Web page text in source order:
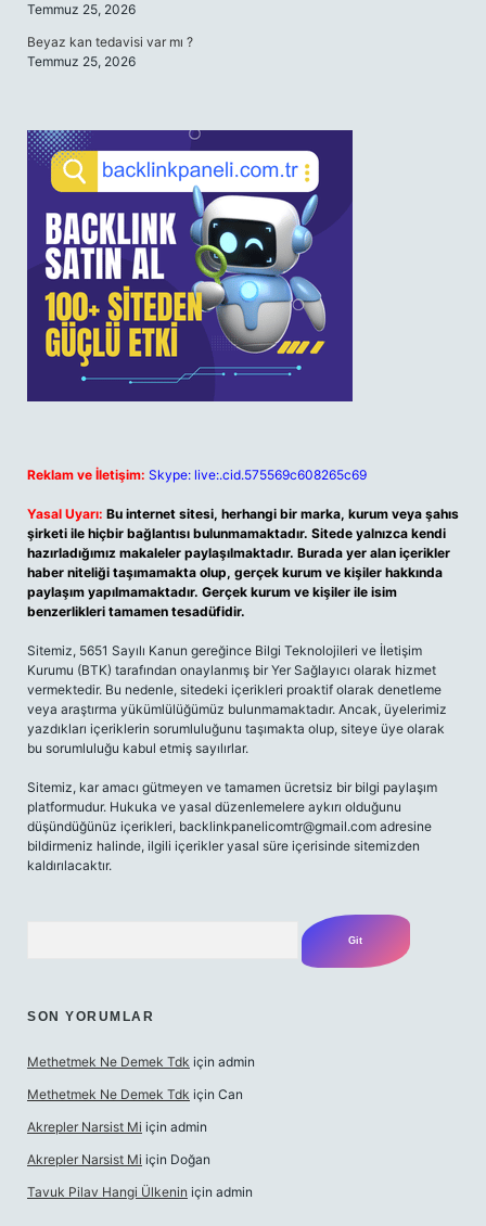
Temmuz 25, 2026
Beyaz kan tedavisi var mı ?
Temmuz 25, 2026
Reklam ve İletişim: Skype: live:.cid.575569c608265c69
Yasal Uyarı: Bu internet sitesi, herhangi bir marka, kurum veya şahıs
şirketi ile hiçbir bağlantısı bulunmamaktadır. Sitede yalnızca kendi
hazırladığımız makaleler paylaşılmaktadır. Burada yer alan içerikler
haber niteliği taşımamakta olup, gerçek kurum ve kişiler hakkında
paylaşım yapılmamaktadır. Gerçek kurum ve kişiler ile isim
benzerlikleri tamamen tesadüfidir.
Sitemiz, 5651 Sayılı Kanun gereğince Bilgi Teknolojileri ve İletişim
Kurumu (BTK) tarafından onaylanmış bir Yer Sağlayıcı olarak hizmet
vermektedir. Bu nedenle, sitedeki içerikleri proaktif olarak denetleme
veya araştırma yükümlülüğümüz bulunmamaktadır. Ancak, üyelerimiz
yazdıkları içeriklerin sorumluluğunu taşımakta olup, siteye üye olarak
bu sorumluluğu kabul etmiş sayılırlar.
Sitemiz, kar amacı gütmeyen ve tamamen ücretsiz bir bilgi paylaşım
platformudur. Hukuka ve yasal düzenlemelere aykırı olduğunu
düşündüğünüz içerikleri, backlinkpanelicomtr@gmail.com adresine
bildirmeniz halinde, ilgili içerikler yasal süre içerisinde sitemizden
kaldırılacaktır.
SON YORUMLAR
Methetmek Ne Demek Tdk için admin
Methetmek Ne Demek Tdk için Can
Akrepler Narsist Mi için admin
Akrepler Narsist Mi için Doğan
Tavuk Pilav Hangi Ülkenin için admin